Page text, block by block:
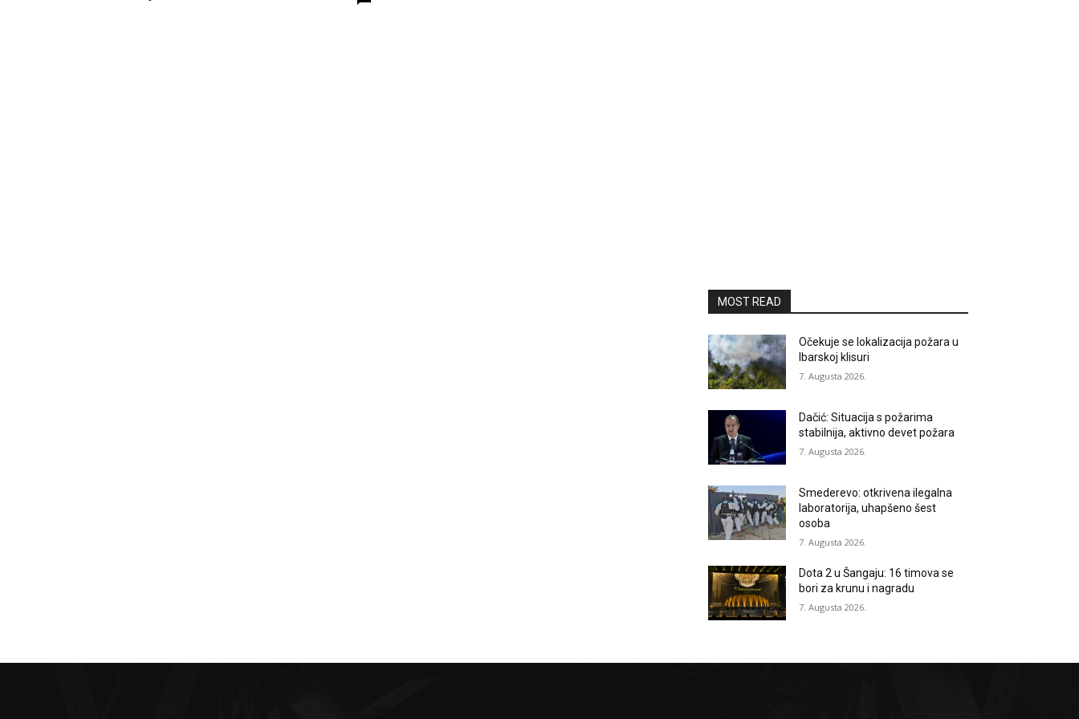
MOST READ
Očekuje se lokalizacija požara u
Ibarskoj klisuri
7. Augusta 2026.
Dačić: Situacija s požarima
stabilnija, aktivno devet požara
7. Augusta 2026.
Smederevo: otkrivena ilegalna
laboratorija, uhapšeno šest
osoba
7. Augusta 2026.
Dota 2 u Šangaju: 16 timova se
bori za krunu i nagradu
7. Augusta 2026.